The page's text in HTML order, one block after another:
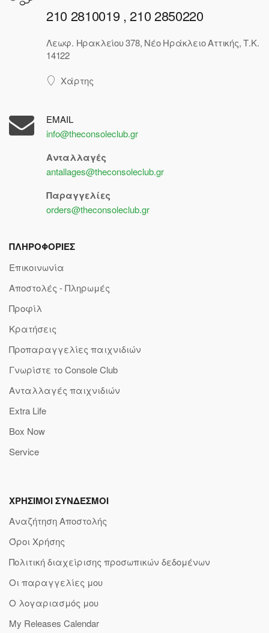
210 2810019 , 210 2850220
Λεωφ. Ηρακλείου 378, Νέο Ηράκλειο Αττικής, Τ.Κ.
14122
Χάρτης
EMAIL
info@theconsoleclub.gr
Ανταλλαγές
antallages@theconsoleclub.gr
Παραγγελίες
orders@theconsoleclub.gr
ΠΛΗΡΟΦΟΡΙΕΣ
Επικοινωνία
Αποστολές - Πληρωμές
Προφίλ
Κρατήσεις
Προπαραγγελίες παιχνιδιών
Γνωρίστε το Console Club
Ανταλλαγές παιχνιδιών
Extra Life
Box Now
Service
ΧΡΗΣΙΜΟΙ ΣΥΝΔΕΣΜΟΙ
Αναζήτηση Αποστολής
Όροι Χρήσης
Πολιτική διαχείρισης προσωπικών δεδομένων
Οι παραγγελίες μου
Ο λογαριασμός μου
My Releases Calendar